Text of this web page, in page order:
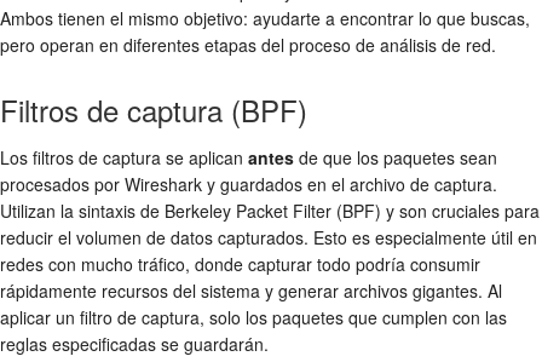
Ambos tienen el mismo objetivo: ayudarte a encontrar lo que buscas,
pero operan en diferentes etapas del proceso de análisis de red.
Filtros de captura (BPF)
Los filtros de captura se aplican antes de que los paquetes sean
procesados por Wireshark y guardados en el archivo de captura.
Utilizan la sintaxis de Berkeley Packet Filter (BPF) y son cruciales para
reducir el volumen de datos capturados. Esto es especialmente útil en
redes con mucho tráfico, donde capturar todo podría consumir
rápidamente recursos del sistema y generar archivos gigantes. Al
aplicar un filtro de captura, solo los paquetes que cumplen con las
reglas especificadas se guardarán.